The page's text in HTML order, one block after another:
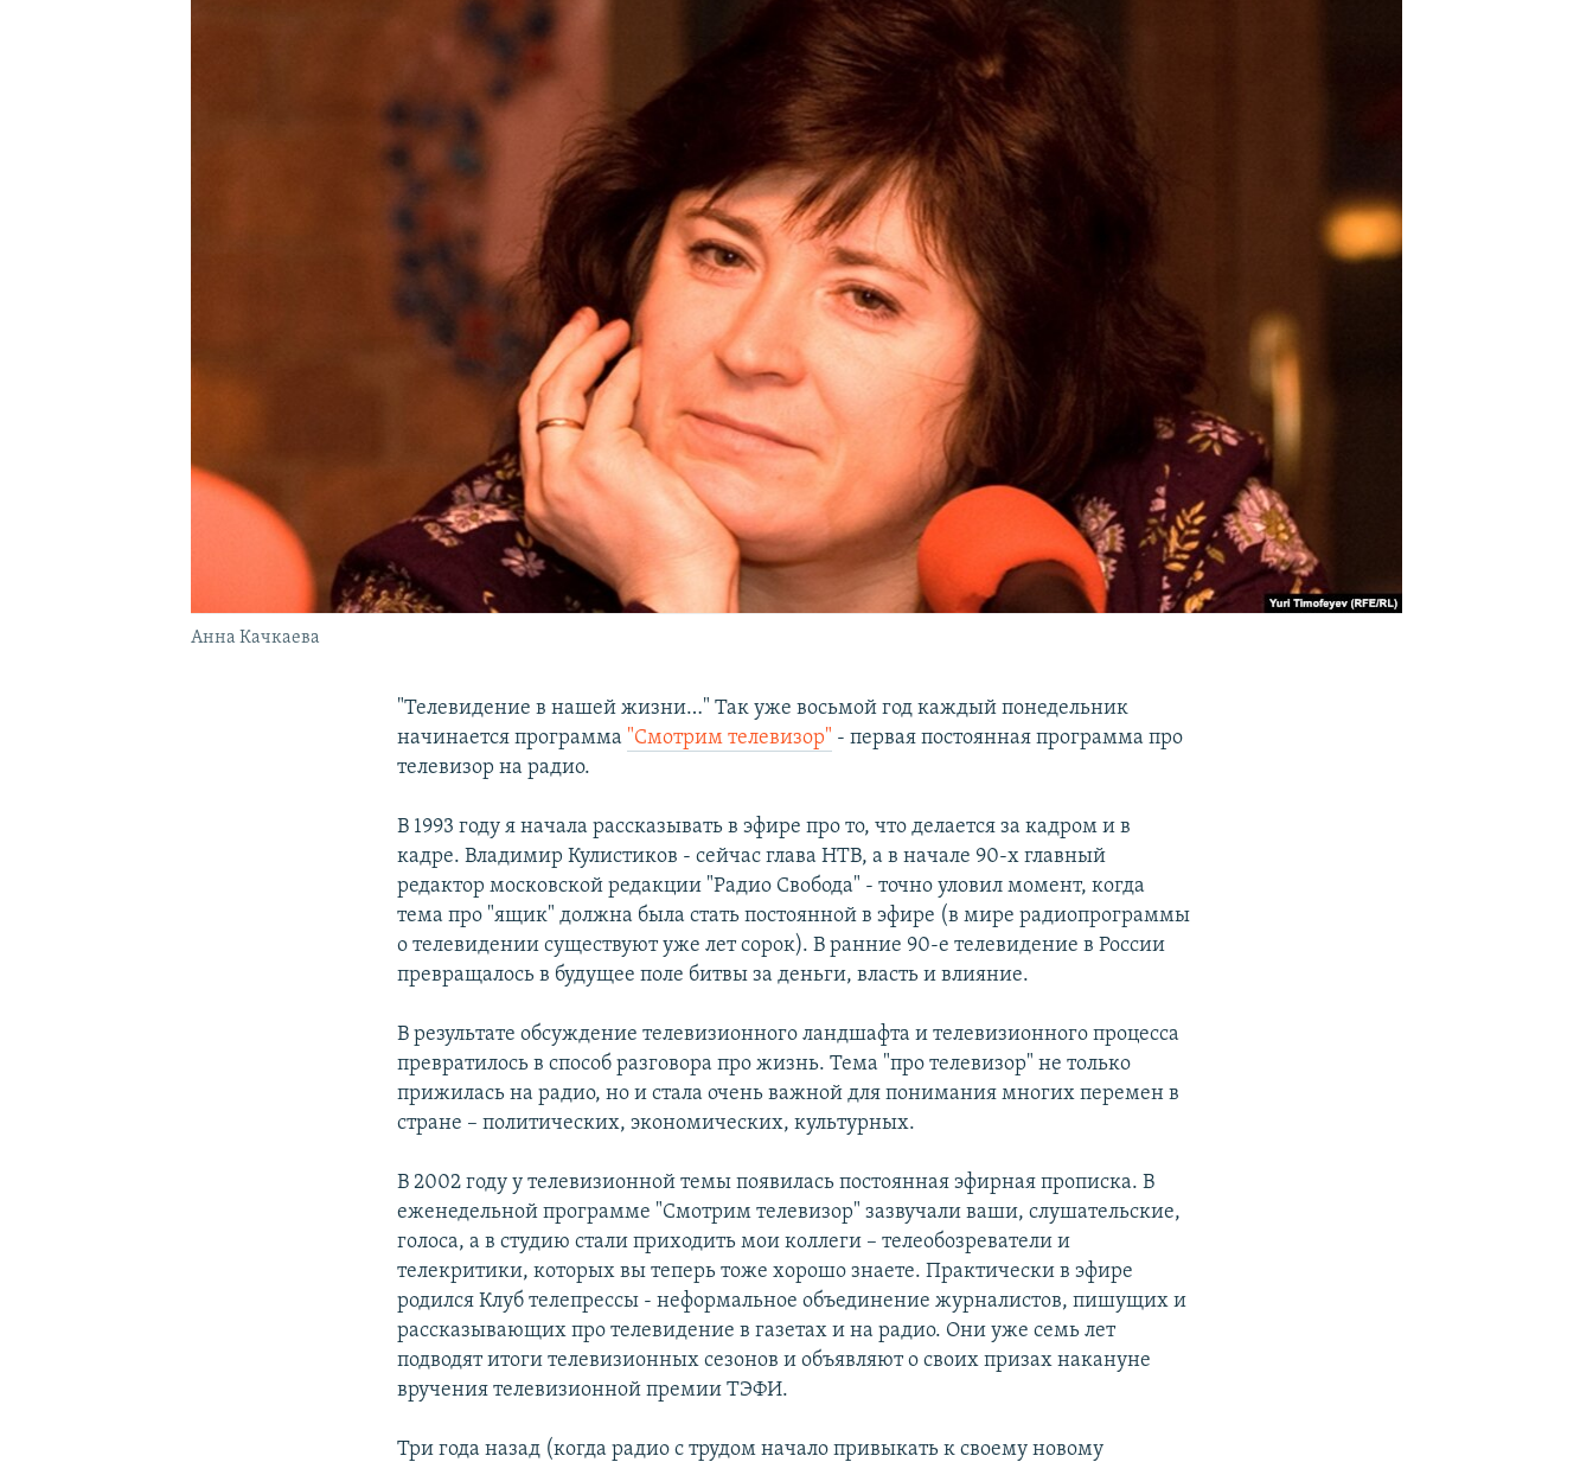
Анна Качкаева
"Телевидение в нашей жизни…" Так уже восьмой год каждый понедельник
начинается программа "Смотрим телевизор" - первая постоянная программа про
телевизор на радио.
В 1993 году я начала рассказывать в эфире про то, что делается за кадром и в
кадре. Владимир Кулистиков - сейчас глава НТВ, а в начале 90-х главный
редактор московской редакции "Радио Свобода" - точно уловил момент, когда
тема про "ящик" должна была стать постоянной в эфире (в мире радиопрограммы
о телевидении существуют уже лет сорок). В ранние 90-е телевидение в России
превращалось в будущее поле битвы за деньги, власть и влияние.
В результате обсуждение телевизионного ландшафта и телевизионного процесса
превратилось в способ разговора про жизнь. Тема "про телевизор" не только
прижилась на радио, но и стала очень важной для понимания многих перемен в
стране – политических, экономических, культурных.
В 2002 году у телевизионной темы появилась постоянная эфирная прописка. В
еженедельной программе "Смотрим телевизор" зазвучали ваши, слушательские,
голоса, а в студию стали приходить мои коллеги – телеобозреватели и
телекритики, которых вы теперь тоже хорошо знаете. Практически в эфире
родился Клуб телепрессы - неформальное объединение журналистов, пишущих и
рассказывающих про телевидение в газетах и на радио. Они уже семь лет
подводят итоги телевизионных сезонов и объявляют о своих призах накануне
вручения телевизионной премии ТЭФИ.
Три года назад (когда радио с трудом начало привыкать к своему новому